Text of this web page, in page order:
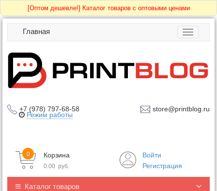
[Оптом дешевле!] Каталог товаров с оптовыми ценами
Toggle
Главная
+7 (978) 797-68-58 store@printblog.ru
Режим работы
Корзина
0
0.00 руб.
Войти
Регистрация
Каталог товаров